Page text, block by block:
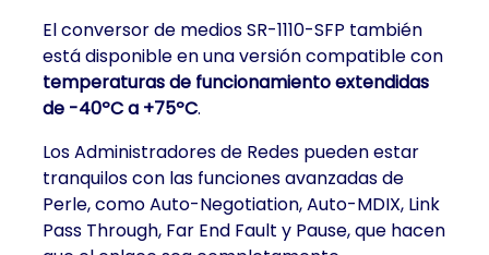
El conversor de medios SR-1110-SFP también
está disponible en una versión compatible con
temperaturas de funcionamiento extendidas
de -40ºC a +75ºC.
Los Administradores de Redes pueden estar
tranquilos con las funciones avanzadas de
Perle, como Auto-Negotiation, Auto-MDIX, Link
Pass Through, Far End Fault y Pause, que hacen